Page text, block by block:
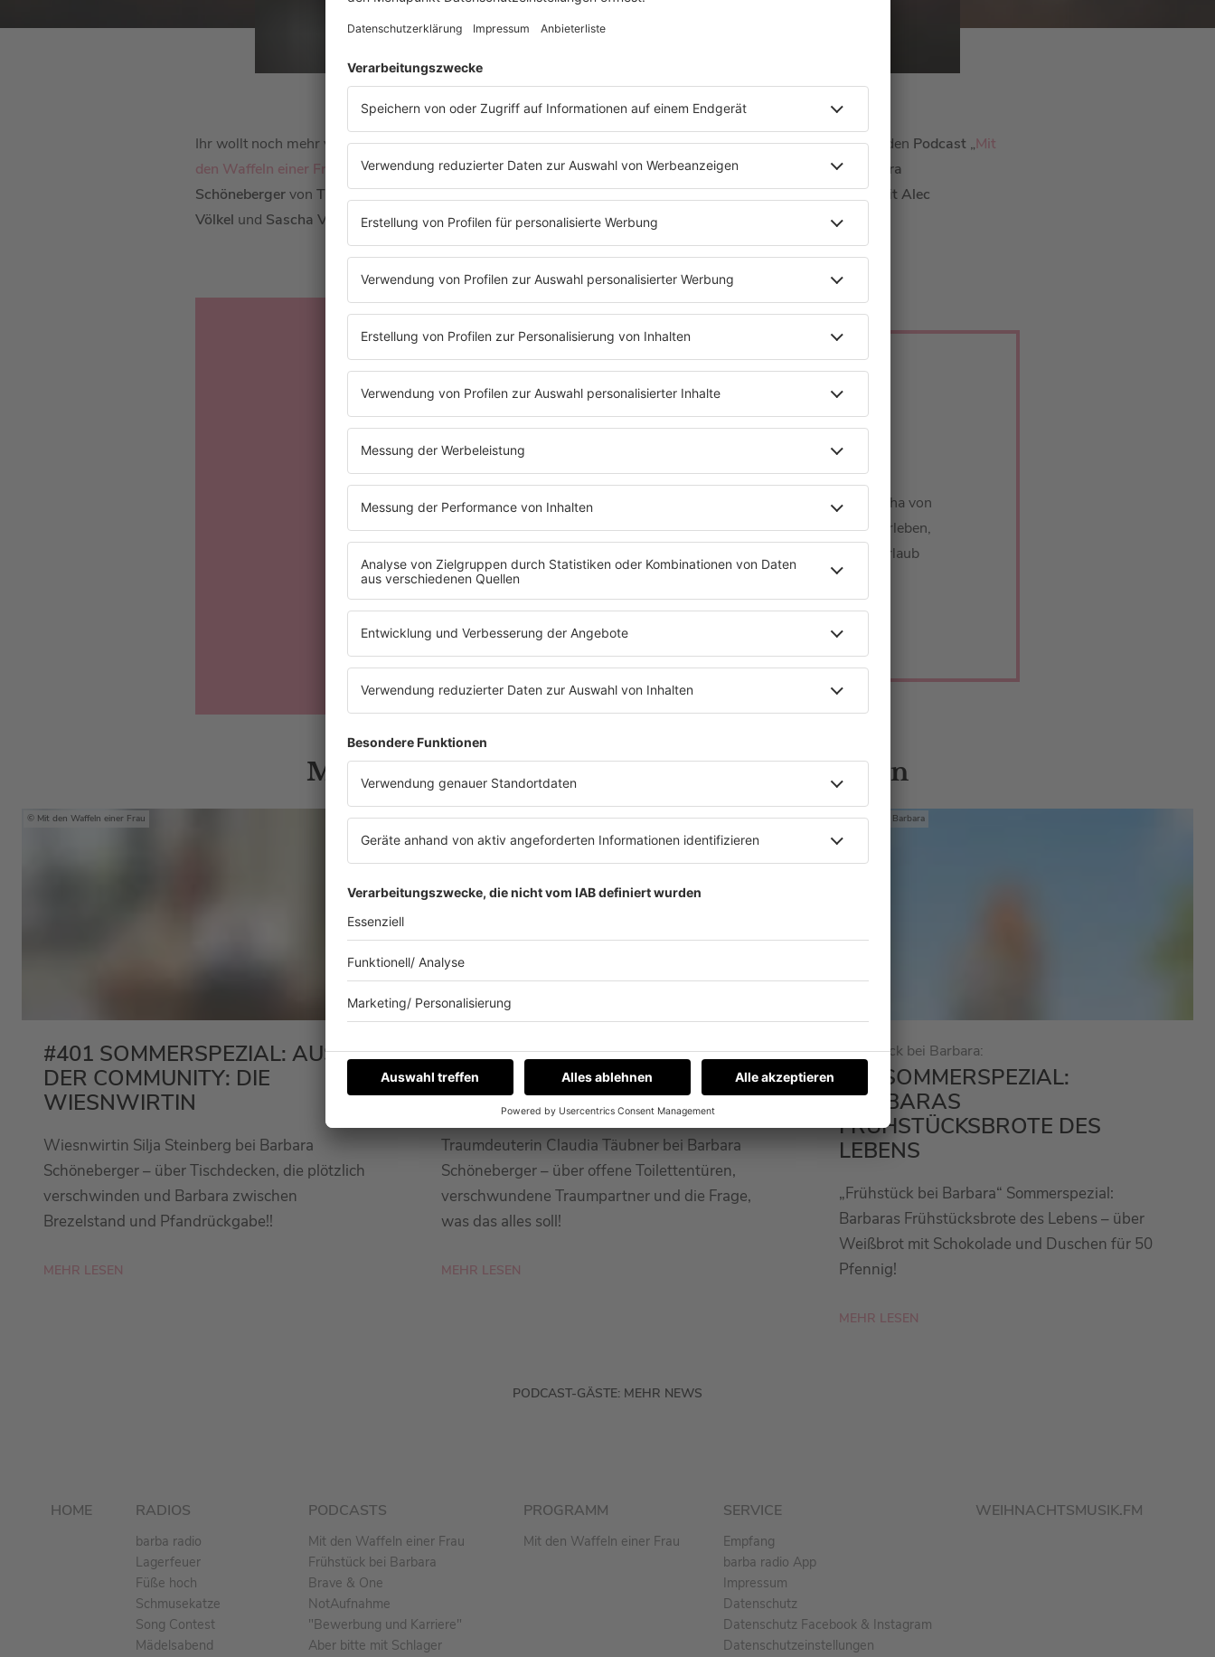
Ihr wollt noch mehr von Alec VölkelundSascha VollmervonThe BossHosserfahren? Dann hört euch doch den Podcast „Mit
den Waffeln einer Frau
“ vonBarbara Schönebergermit den Jungs vonThe BossHoss an. Dort konnte
Barbara
Schönebergervon The BossHosserfahren, wie sie ihre Songs schreiben. Hier könnt ihr die Podcast-Folge mit Alec
Völkel und Sascha VollmervonThe BossHoss nachhören:
THE BOSSHOSS
Da werden selbst echte Cowboys schwach! Barbara
Schönebergers Waffeln machen sogar Alec und Sascha von
The BossHoss gesprächig. Das Trio spricht über Tourleben,
The Voice und warum es schwer ist, das Handy im Urlaub
Mehr News zu Barbara Schönebergers Gästen
Mit den Waffeln einer Frau
#401 SOMMERSPEZIAL: AUS
DER COMMUNITY: DIE
WIESNWIRTIN
Wiesnwirtin Silja Steinberg bei Barbara
Schöneberger – über Tischdecken, die plötzlich
verschwinden und Barbara zwischen
Brezelstand und Pfandrückgabe!!
MEHR LESEN
Mit den Waffeln einer Frau
#400 SOMMERSPEZIAL: AUS
DER COMMUNITY: DIE
TRAUMDEUTERIN
Traumdeuterin Claudia Täubner bei Barbara
Schöneberger – über offene Toilettentüren,
verschwundene Traumpartner und die Frage,
was das alles soll!
MEHR LESEN
Frühstück bei Barbara
Frühstück bei Barbara:
#97 SOMMERSPEZIAL:
BARBARAS
FRÜHSTÜCKSBROTE DES
LEBENS
„Frühstück bei Barbara“ Sommerspezial:
Barbaras Frühstücksbrote des Lebens – über
Weißbrot mit Schokolade und Duschen für 50
Pfennig!
MEHR LESEN
PODCAST-GÄSTE: MEHR NEWS
HOME RADIOS
barba radio
Lagerfeuer
Füße hoch
Schmusekatze
Song Contest
Mädelsabend
PODCASTS
Mit den Waffeln einer Frau
Frühstück bei Barbara
Brave & One
NotAufnahme
"Bewerbung und Karriere"
Aber bitte mit Schlager
PROGRAMM
Mit den Waffeln einer Frau
SERVICE
Empfang
barba radio App
Impressum
Datenschutz
Datenschutz Facebook & Instagram
Datenschutzeinstellungen
WEIHNACHTSMUSIK.FM